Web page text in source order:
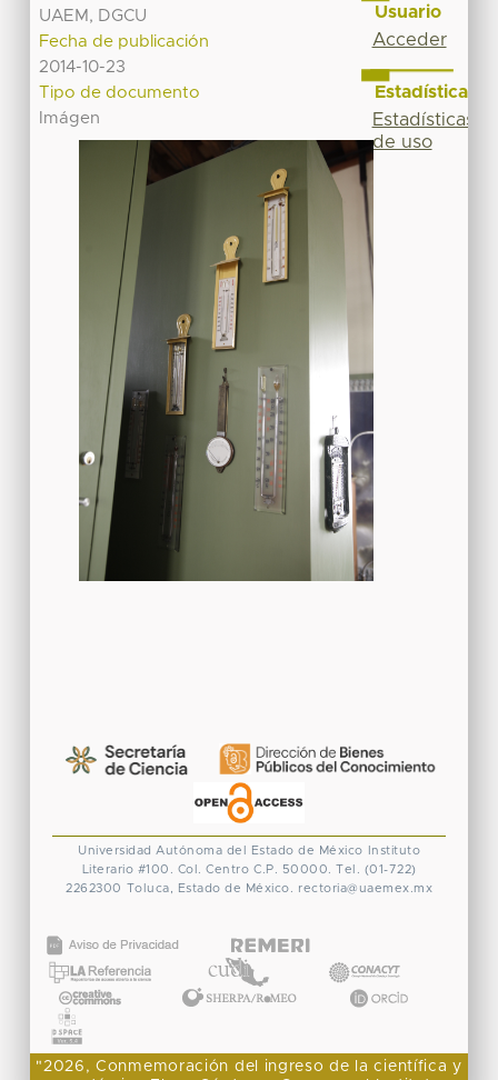
UAEM, DGCU
Fecha de publicación
2014-10-23
Tipo de documento
Imágen
Usuario
Acceder
Estadísticas
Estadísticas
de uso
Universidad Autónoma del Estado de México
Instituto
Literario #100. Col. Centro C.P. 50000. Tel. (01-722)
2262300 Toluca, Estado de México. rectoria@uaemex.mx
"2026, Conmemoración del ingreso de la científica y